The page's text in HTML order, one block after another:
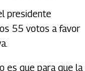
presidente
55 votos a favor
es que para que la